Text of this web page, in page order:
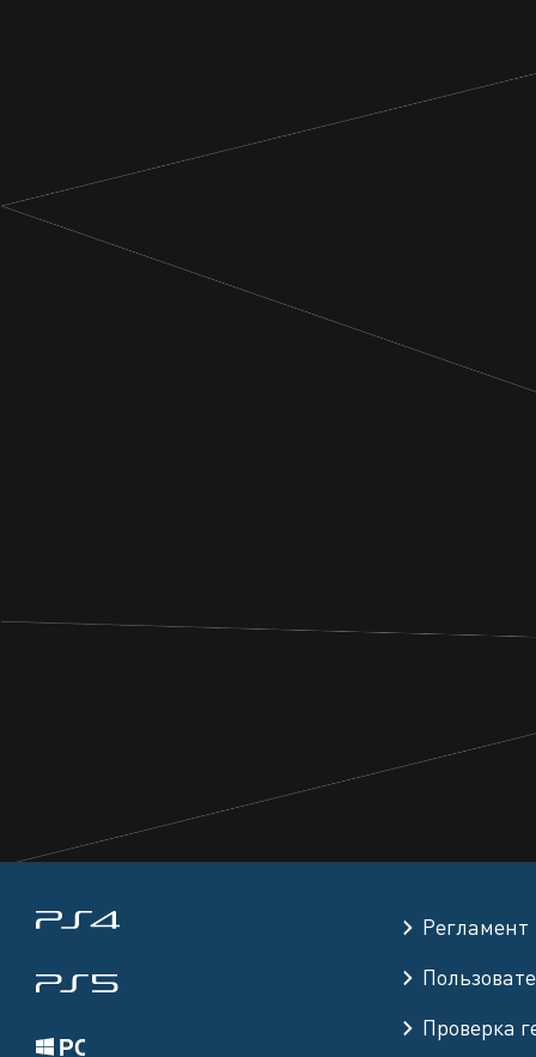
Регламент
Проверка